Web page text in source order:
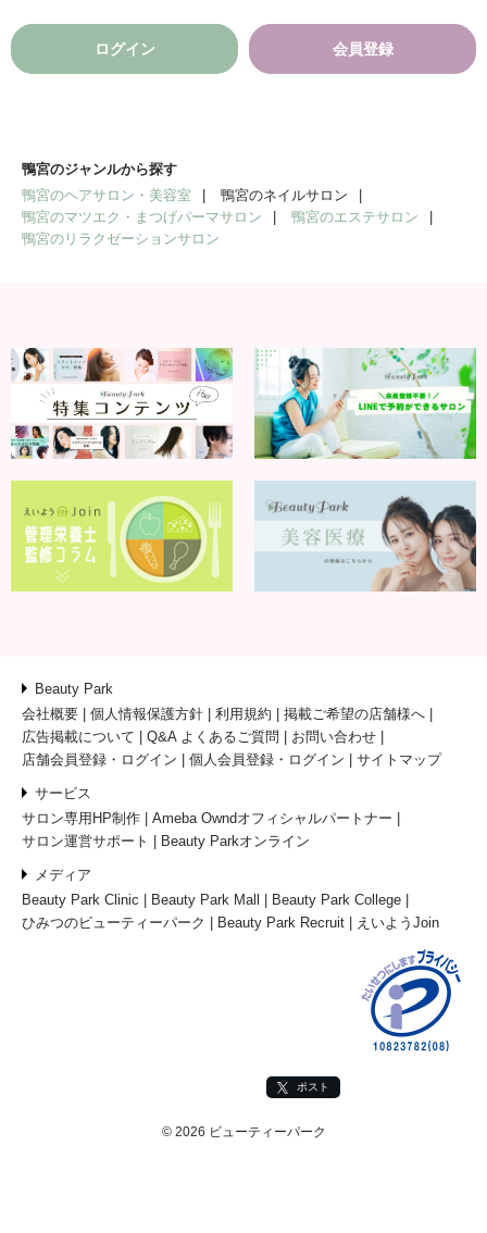
ログイン 会員登録
鴨宮のジャンルから探す
鴨宮のヘアサロン・美容室
鴨宮のネイルサロン
鴨宮のマツエク・まつげパーマサロン
鴨宮のエステサロン
鴨宮のリラクゼーションサロン
Beauty Park
会社概要
個人情報保護方針 利用規約
掲載ご希望の店舗様へ
広告掲載について
Q&A よくあるご質問
お問い合わせ
店舗会員登録・ログイン
個人会員登録・ログイン サイトマップ
サービス
サロン専用HP制作
Ameba Owndオフィシャルパートナー
サロン運営サポート
Beauty Parkオンライン
メディア
Beauty Park Clinic
Beauty Park Mall
Beauty Park College
ひみつのビューティーパーク
Beauty Park Recruit えいようJoin
ポスト
© 2026 ビューティーパーク